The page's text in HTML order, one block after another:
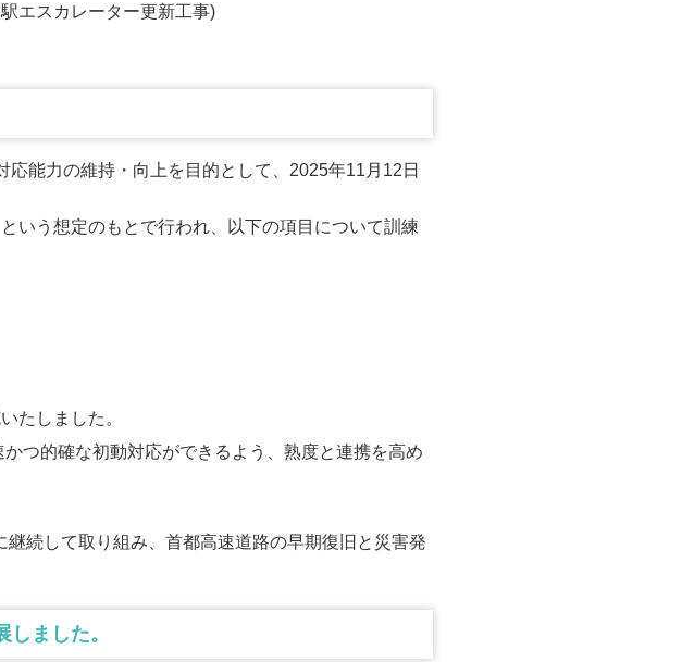
エスカレーター更新工事)
能力の維持・向上を目的として、2025年11月12日
いう想定のもとで行われ、以下の項目について訓練
たしました。
つ的確な初動対応ができるよう、熟度と連携を高め
続して取り組み、首都高速道路の早期復旧と災害発
ました。